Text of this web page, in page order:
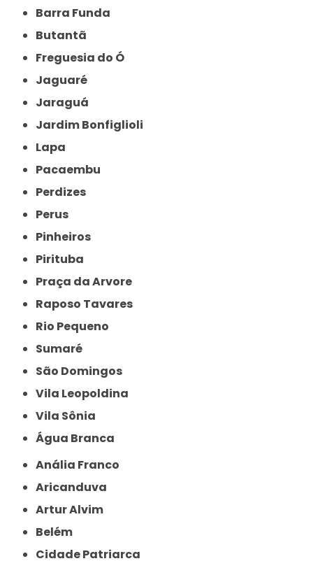
Barra Funda
Butantã
Freguesia do Ó
Jaguaré
Jaraguá
Jardim Bonfiglioli
Lapa
Pacaembu
Perdizes
Perus
Pinheiros
Pirituba
Praça da Arvore
Raposo Tavares
Rio Pequeno
Sumaré
São Domingos
Vila Leopoldina
Vila Sônia
Água Branca
Anália Franco
Aricanduva
Artur Alvim
Belém
Cidade Patriarca